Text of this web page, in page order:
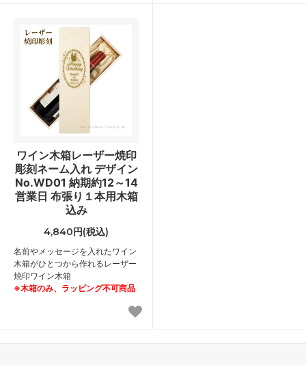
ワイン木箱レーザー焼印
彫刻ネーム入れ デザイン
No.WD01 納期約12～14
営業日 布張り１本用木箱
込み
4,840円(税込)
名前やメッセージを入れたワイン
木箱がひとつから作れるレーザー
焼印ワイン木箱
※木箱のみ、ラッピング不可商品